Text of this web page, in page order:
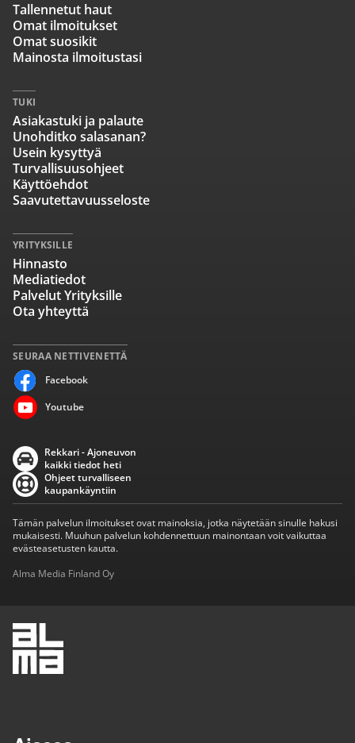
SEURAA NETTIVENETTÄ
Facebook
Youtube
Tallennetut haut
Omat ilmoitukset
Omat suosikit
Mainosta ilmoitustasi
TUKI
Asiakastuki ja palaute
Unohditko salasanan?
Usein kysyttyä
Turvallisuusohjeet
Käyttöehdot
Saavutettavuusseloste
YRITYKSILLE
Hinnasto
Mediatiedot
Palvelut Yrityksille
Ota yhteyttä
Rekkari - Ajoneuvon
kaikki tiedot heti
Ohjeet turvalliseen
kaupankäyntiin
Tämän palvelun ilmoitukset ovat mainoksia, jotka näytetään sinulle hakusi
mukaisesti. Muuhun palvelun kohdennettuun mainontaan voit vaikuttaa
evästeasetusten kautta.
Alma Media Finland Oy